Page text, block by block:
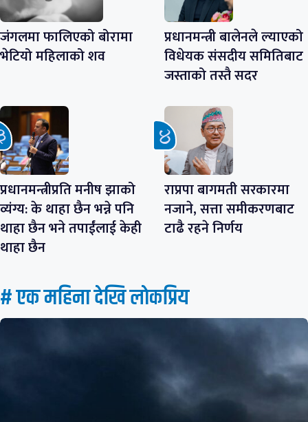
जंगलमा फालिएको बोरामा
भेटियो महिलाको शव
प्रधानमन्त्री बालेनले ल्याएको
विधेयक संसदीय समितिबाट
जस्ताको तस्तै सदर
प्रधानमन्त्रीप्रति मनीष झाको
व्यंग्य: के थाहा छैन भन्ने पनि
थाहा छैन भने तपाईंलाई केही
थाहा छैन
राप्रपा बागमती सरकारमा
नजाने, सत्ता समीकरणबाट
टाढै रहने निर्णय
# एक महिना देखि लाेकप्रिय